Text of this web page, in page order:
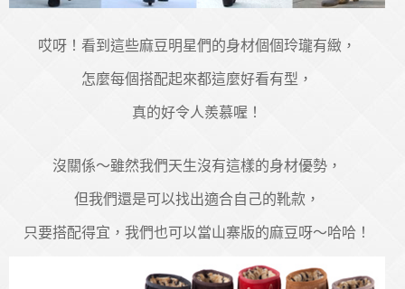
哎呀！看到這些麻豆明星們的身材個個玲瓏有緻，
怎麼每個搭配起來都這麼好看有型，
真的好令人羨慕喔！
沒關係～雖然我們天生沒有這樣的身材優勢，
但我們還是可以找出適合自己的靴款，
只要搭配得宜，我們也可以當山寨版的麻豆呀～哈哈！